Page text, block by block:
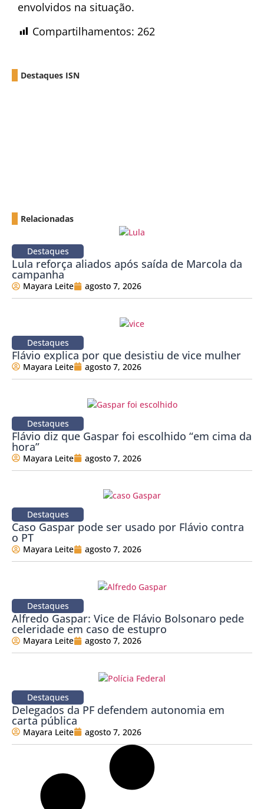
envolvidos na situação.
Compartilhamentos: 262
Destaques ISN
Relacionadas
Destaques
Lula reforça aliados após saída de Marcola da
campanha
Mayara Leite agosto 7, 2026
Destaques
Flávio explica por que desistiu de vice mulher
Mayara Leite agosto 7, 2026
Destaques
Flávio diz que Gaspar foi escolhido “em cima da
hora”
Mayara Leite agosto 7, 2026
Destaques
Caso Gaspar pode ser usado por Flávio contra
o PT
Mayara Leite agosto 7, 2026
Destaques
Alfredo Gaspar: Vice de Flávio Bolsonaro pede
celeridade em caso de estupro
Mayara Leite agosto 7, 2026
Destaques
Delegados da PF defendem autonomia em
carta pública
Mayara Leite agosto 7, 2026